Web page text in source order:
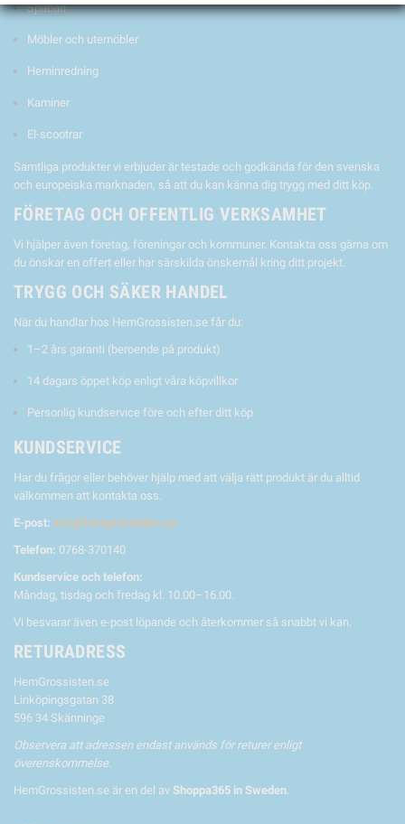
Spabad
Möbler och utemöbler
Heminredning
Kaminer
El-scootrar
Samtliga produkter vi erbjuder är testade och godkända för den svenska
och europeiska marknaden, så att du kan känna dig trygg med ditt köp.
FÖRETAG OCH OFFENTLIG VERKSAMHET
Vi hjälper även företag, föreningar och kommuner. Kontakta oss gärna om
du önskar en offert eller har särskilda önskemål kring ditt projekt.
TRYGG OCH SÄKER HANDEL
När du handlar hos HemGrossisten.se får du:
1–2 års garanti (beroende på produkt)
14 dagars öppet köp enligt våra köpvillkor
Personlig kundservice före och efter ditt köp
KUNDSERVICE
Har du frågor eller behöver hjälp med att välja rätt produkt är du alltid
välkommen att kontakta oss.
E-post: info@hemgrossisten.se
Telefon: 0768-370140
Kundservice och telefon:
Måndag, tisdag och fredag kl. 10.00–16.00.
Vi besvarar även e-post löpande och återkommer så snabbt vi kan.
RETURADRESS
HemGrossisten.se
Linköpingsgatan 38
596 34 Skänninge
Observera att adressen endast används för returer enligt
överenskommelse.
HemGrossisten.se är en del av Shoppa365 in Sweden.